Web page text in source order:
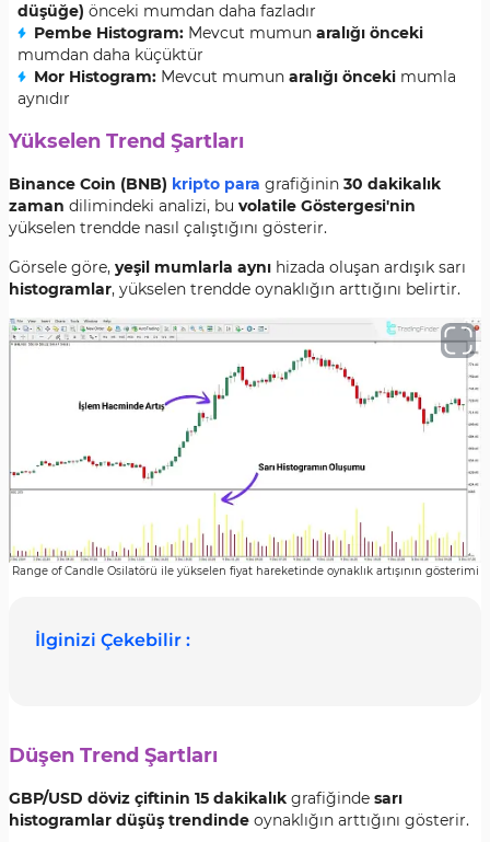
düşüğe) önceki mumdan daha fazladır
Pembe Histogram: Mevcut mumun aralığı önceki
mumdan daha küçüktür
Mor Histogram: Mevcut mumun aralığı önceki mumla
aynıdır
Yükselen Trend Şartları
Binance Coin (BNB) kripto para grafiğinin 30 dakikalık
zaman dilimindeki analizi, bu volatile Göstergesi'nin
yükselen trendde nasıl çalıştığını gösterir.
Görsele göre, yeşil mumlarla aynı hizada oluşan ardışık sarı
histogramlar, yükselen trendde oynaklığın arttığını belirtir.
Range of Candle Osilatörü ile yükselen fiyat hareketinde oynaklık artışının gösterimi
İlginizi Çekebilir :
Düşen Trend Şartları
GBP/USD döviz çiftinin 15 dakikalık grafiğinde sarı
histogramlar düşüş trendinde oynaklığın arttığını gösterir.